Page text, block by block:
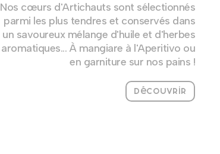
Nos cœurs d'Artichauts sont sélectionnés
parmi les plus tendres et conservés dans
un savoureux mélange d'huile et d'herbes
aromatiques... À mangiare à l'Aperitivo ou
en garniture sur nos pains !
Découvrir